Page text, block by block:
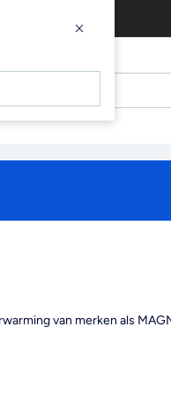
van merken als
×
×